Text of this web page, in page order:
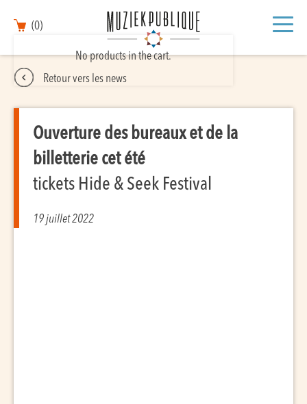
(0)
No products in the cart.
Retour vers les news
Ouverture des bureaux et de la
billetterie cet été
tickets Hide & Seek Festival
19 juillet 2022